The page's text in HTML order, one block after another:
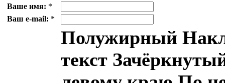
Ваше имя: *
Ваш e-mail: *
Полужирный
текст